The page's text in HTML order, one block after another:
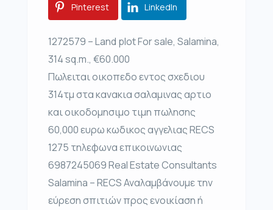
Pinterest LinkedIn
1272579 – Land plot For sale, Salamina,
314 sq.m., €60.000
Πωλειται οικοπεδο εντος σχεδιου
314τμ στα κανακια σαλαμινας αρτιο
και οικοδομησιμο τιμη πωλησης
60,000 ευρω κωδικος αγγελιας RECS
1275 τηλεφωνα επικοινωνιας
6987245069 Real Estate Consultants
Salamina – RECS Αναλαμβάνουμε την
εύρεση σπιτιών προς ενοικίαση ή